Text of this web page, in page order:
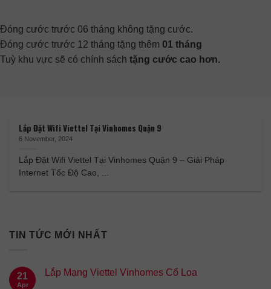
Đóng cước trước 06 tháng không tặng cước.
Đóng cước trước 12 tháng tặng thêm 01 tháng
Tuỳ khu vực sẽ có chính sách tặng cước cao hơn.
Lắp Đặt Wifi Viettel Tại Vinhomes Quận 9
6 November, 2024
Lắp Đặt Wifi Viettel Tại Vinhomes Quận 9 – Giải Pháp
Internet Tốc Độ Cao, ...
TIN TỨC MỚI NHẤT
21
Apr
Lắp Mạng Viettel Vinhomes Cổ Loa